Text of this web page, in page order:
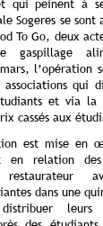
qui peinent à
Sogeres se sont
To Go, deux
gaspillage
l’opération
qui
et via la
cassés aux
est mise en
en relation des
dans une
leurs